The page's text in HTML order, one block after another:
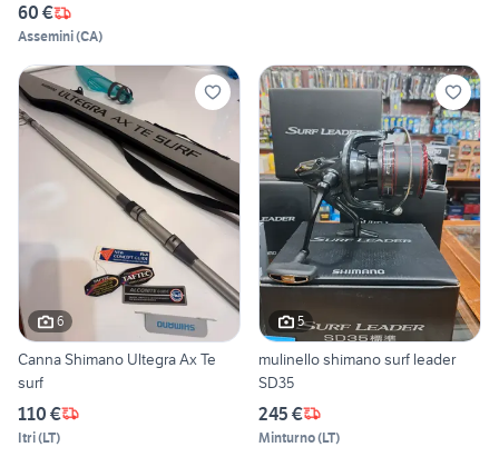
60 €
Assemini(CA)
6
Canna Shimano Ultegra Ax Te
surf
110 €
Itri(LT)
5
mulinello shimano surf leader
SD35
245 €
Minturno(LT)